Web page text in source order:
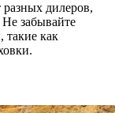
дилеров,
забывайте
такие как